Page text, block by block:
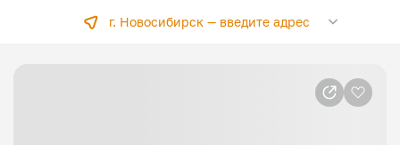
г. Новосибирск —введите адрес